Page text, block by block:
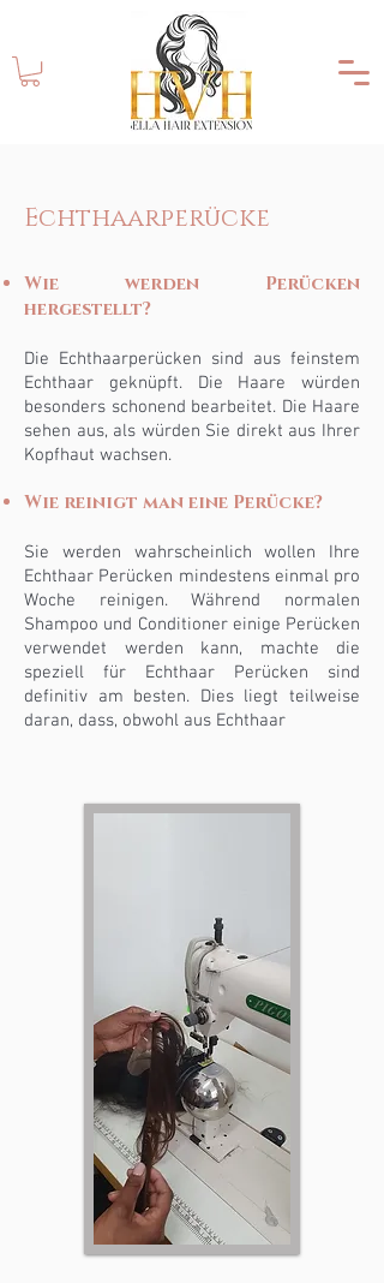
Echthaarperücke
Wie werden Perücken
hergestellt?
Die Echthaarperücken sind aus feinstem
Echthaar geknüpft. Die Haare würden
besonders schonend bearbeitet. Die Haare
sehen aus, als würden Sie direkt aus Ihrer
Kopfhaut wachsen.
Wie reinigt man eine Perücke?
Sie werden wahrscheinlich wollen Ihre
Echthaar Perücken mindestens einmal pro
Woche reinigen. Während normalen
Shampoo und Conditioner einige Perücken
verwendet werden kann, machte die
speziell für Echthaar Perücken sind
definitiv am besten. Dies liegt teilweise
daran, dass, obwohl aus Echthaar